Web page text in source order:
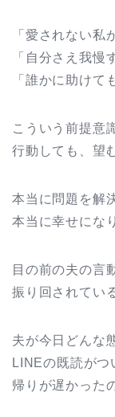
「愛されない私
「自分さえ我慢
「誰かに助けて
こういう前提意
行動しても、望
本当に問題を解
本当に幸せにな
目の前の夫の言
振り回されてい
夫が今日どんな
LINEの既読がつ
帰りが遅かった